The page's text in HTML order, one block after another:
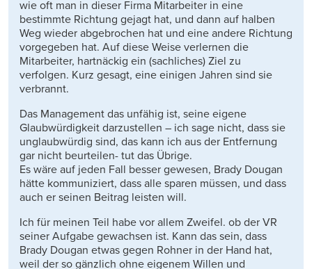
wie oft man in dieser Firma Mitarbeiter in eine
bestimmte Richtung gejagt hat, und dann auf halben
Weg wieder abgebrochen hat und eine andere Richtung
vorgegeben hat. Auf diese Weise verlernen die
Mitarbeiter, hartnäckig ein (sachliches) Ziel zu
verfolgen. Kurz gesagt, eine einigen Jahren sind sie
verbrannt.
Das Management das unfähig ist, seine eigene
Glaubwürdigkeit darzustellen – ich sage nicht, dass sie
unglaubwürdig sind, das kann ich aus der Entfernung
gar nicht beurteilen- tut das Übrige.
Es wäre auf jeden Fall besser gewesen, Brady Dougan
hätte kommuniziert, dass alle sparen müssen, und dass
auch er seinen Beitrag leisten will.
Ich für meinen Teil habe vor allem Zweifel. ob der VR
seiner Aufgabe gewachsen ist. Kann das sein, dass
Brady Dougan etwas gegen Rohner in der Hand hat,
weil der so gänzlich ohne eigenem Willen und